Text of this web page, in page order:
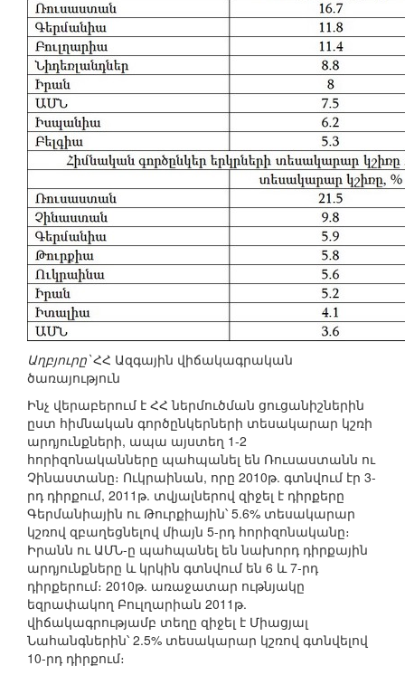
Աղբյուրը՝ՀՀ Ազգային վիճակագրական
ծառայություն
Ինչ վերաբերում է ՀՀ ներմուծման ցուցանիշներին
ըստ հիմնական գործընկերների տեսակարար կշռի
արդյունքների, ապա այստեղ 1-2
հորիզոնականները պահպանել են Ռուսաստանն ու
Չինաստանը։ Ուկրաինան, որը 2010թ. գտնվում էր 3-
րդ դիրքում, 2011թ. տվյալներով զիջել է դիրքերը
Գերմանիային ու Թուրքիային՝ 5.6% տեսակարար
կշռով զբաղեցնելով միայն 5-րդ հորիզոնականը։
Իրանն ու ԱՄՆ-ը պահպանել են նախորդ դիրքային
արդյունքները և կրկին գտնվում են 6 և 7-րդ
դիրքերում։ 2010թ. առաջատար ութնյակը
եզրափակող Բուլղարիան 2011թ.
վիճակագրությամբ տեղը զիջել է Միացյալ
Նահանգներին՝ 2.5% տեսակարար կշռով գտնվելով
10-րդ դիրքում։